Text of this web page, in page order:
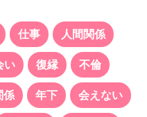
仕事 人間関係
い 復縁 不倫
係 年下 会えない